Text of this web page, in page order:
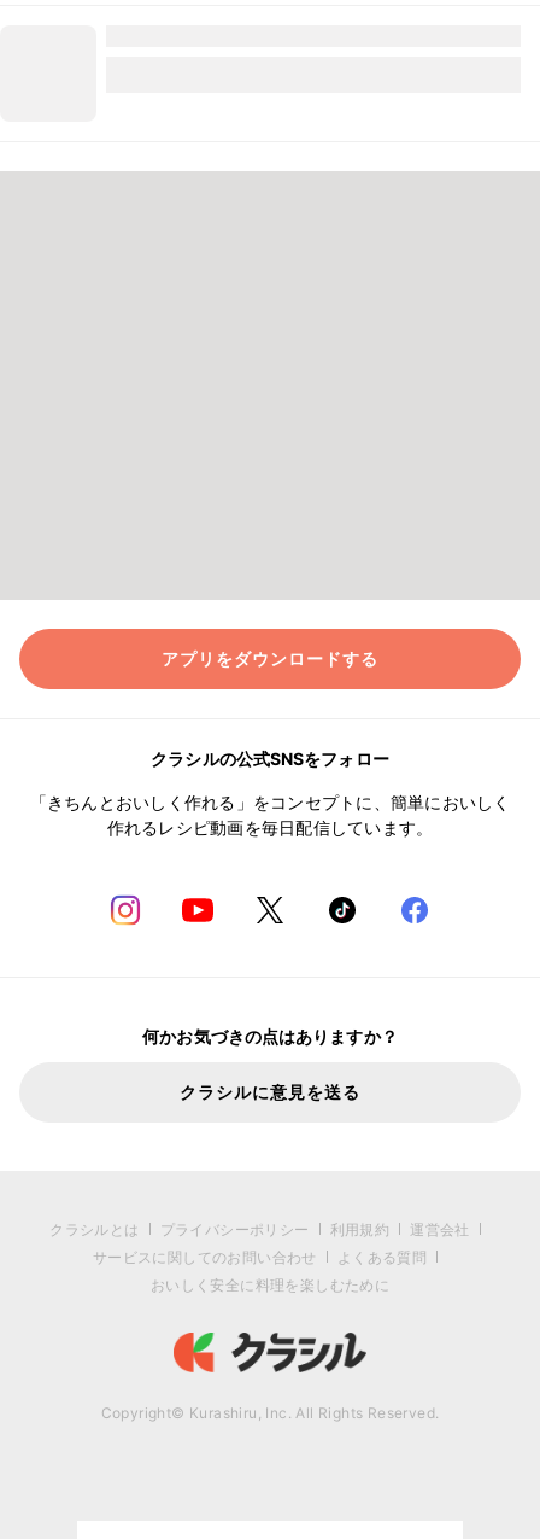
アプリをダウンロードする
クラシルの公式SNSをフォロー
「きちんとおいしく作れる」をコンセプトに、簡単においしく
作れるレシピ動画を毎日配信しています。
何かお気づきの点はありますか？
クラシルに意見を送る
クラシルとは プライバシーポリシー 利用規約
運営会社
サービスに関してのお問い合わせ
よくある質問
おいしく安全に料理を楽しむために
Copyright© Kurashiru, Inc. All Rights Reserved.